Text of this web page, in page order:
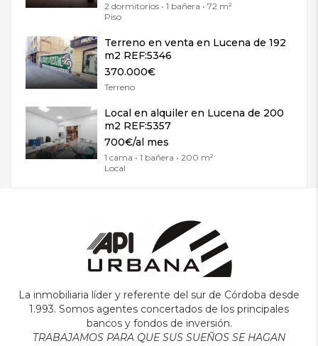
2 dormitorios • 1 bañera • 72 m²
Piso
Terreno en venta en Lucena de 192
m2 REF:5346
370.000€
Terreno
Local en alquiler en Lucena de 200
m2 REF:5357
700€/al mes
1 cama • 1 bañera • 200 m²
Local
La inmobiliaria líder y referente del sur de Córdoba desde
1.993. Somos agentes concertados de los principales
bancos y fondos de inversión.
TRABAJAMOS PARA QUE SUS SUEÑOS SE HAGAN